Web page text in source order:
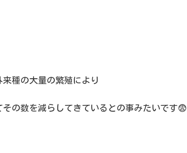
種の大量の繁殖により
の数を減らしてきているとの事みたいです😨